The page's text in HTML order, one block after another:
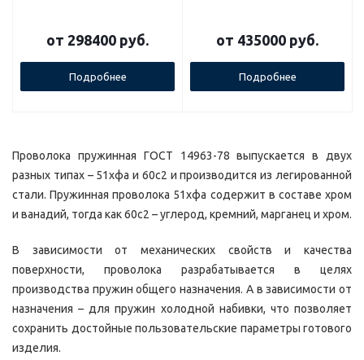
от 298400 руб.
Подробнее
от 435000 руб.
Подробнее
Проволока пружинная ГОСТ 14963-78 выпускается в двух
разных типах – 51хфа и 60с2 и производится из легированной
стали. Пружинная проволока 51хфа содержит в составе хром
и ванадий, тогда как 60с2 – углерод, кремний, марганец и хром.
В зависимости от механических свойств и качества
поверхности, проволока разрабатывается в целях
производства пружин общего назначения. А в зависимости от
назначения – для пружин холодной набивки, что позволяет
сохранить достойные пользовательские параметры готового
изделия.